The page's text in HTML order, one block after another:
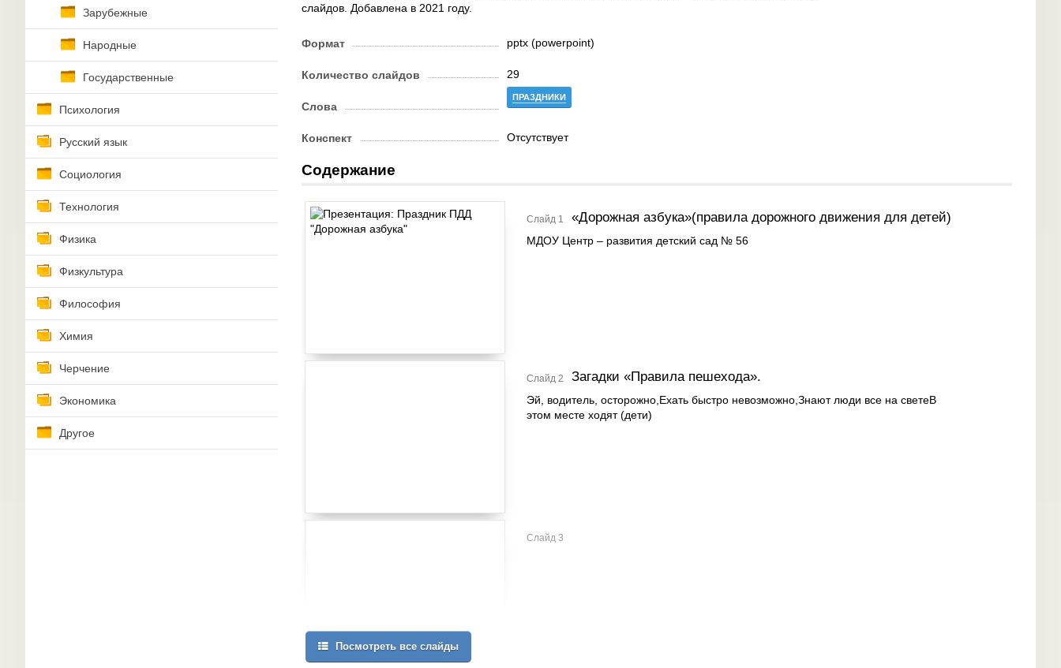
Зарубежные
Народные
Государственные
Психология
Русский язык
Социология
Технология
Физика
Физкультура
Философия
Химия
Черчение
Экономика
Другое
слайдов. Добавлена в 2021 году.
Формат pptx (powerpoint)
Количество слайдов 29
Слова
ПРАЗДНИКИ
Конспект Отсутствует
Содержание
Слайд 1 «Дорожная азбука»(правила дорожного движения для детей)
МДОУ Центр – развития детский сад № 56
Слайд 2 Загадки «Правила пешехода».
Эй, водитель, осторожно,Ехать быстро невозможно,Знают люди все на светеВ
этом месте ходят (дети)
Слайд 3
Посмотреть все слайды